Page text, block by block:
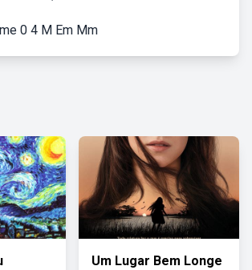
0 4 M Em Mm
Um Lugar Bem Longe